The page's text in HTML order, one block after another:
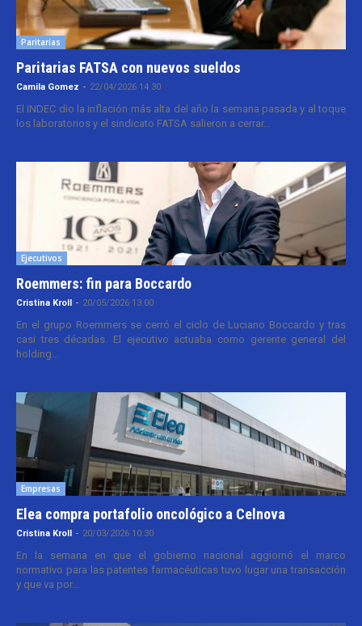
Paritarias
Paritarias FATSA con nuevos sueldos
Camila Gomez - 22/04/2026 14:30
El INDEC dio la inflación más alta del año la semana pasada y al toque
los laboratorios y el sindicato FATSA salieron a cerrar...
Ejecutivos
Roemmers: fin para Boccardo
Cristina Kroll - 20/05/2026 13:00
En el grupo Roemmers se cerró el ciclo de Luciano Boccardo y tras
casi tres décadas. El ejecutivo actuaba como gerente general del
holding...
Empresas
Elea compra portafolio oncológico a Celnova
Cristina Kroll - 20/03/2026 10:30
En la semana en que el gobierno nacional aggiornó el marco
normativo para las patentes farmacéuticas tuvo lugar una transacción
y que va por...